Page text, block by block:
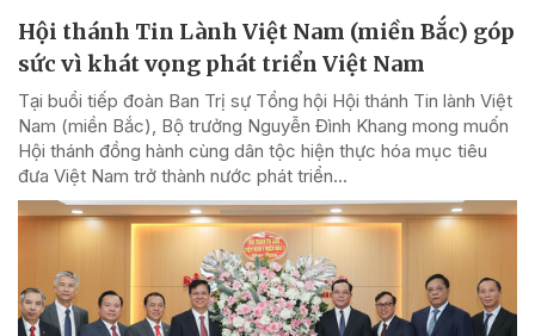
Hội thánh Tin Lành Việt Nam (miền Bắc) góp
sức vì khát vọng phát triển Việt Nam
Tại buổi tiếp đoàn Ban Trị sự Tổng hội Hội thánh Tin lành Việt
Nam (miền Bắc), Bộ trưởng Nguyễn Đình Khang mong muốn
Hội thánh đồng hành cùng dân tộc hiện thực hóa mục tiêu
đưa Việt Nam trở thành nước phát triển...